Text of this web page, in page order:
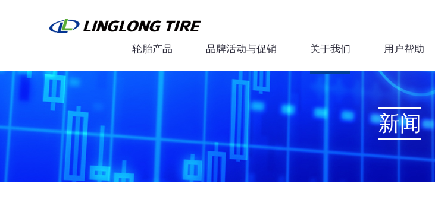
轮胎产品 品牌活动与促销 关于我们 用户帮助
新闻